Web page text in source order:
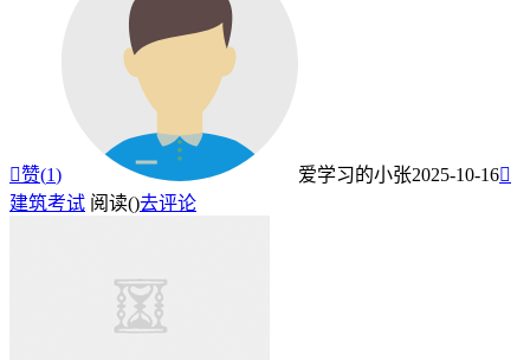
赞(1) 爱学习的小张2025-10-16
建筑考试 阅读()去评论